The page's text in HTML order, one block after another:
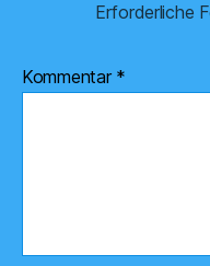
Erforderliche
Kommentar *